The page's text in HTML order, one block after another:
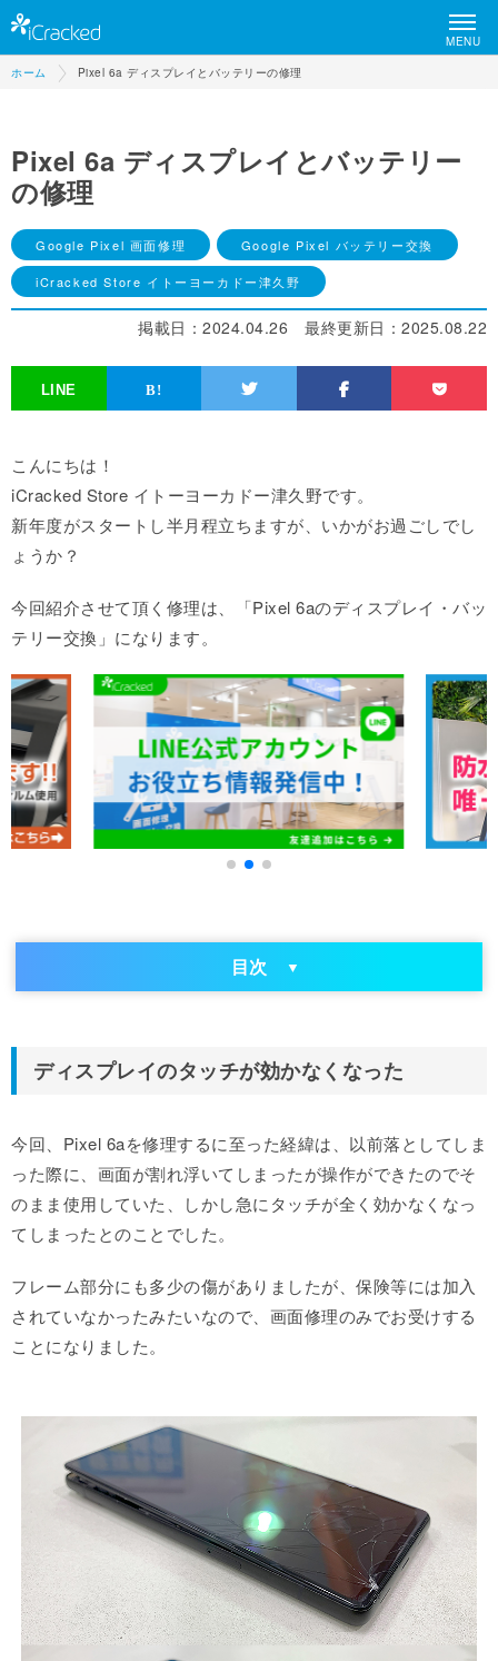
MENU
ホーム Pixel 6a ディスプレイとバッテリーの修理
Pixel 6a ディスプレイとバッテリー
の修理
Google Pixel 画面修理 Google Pixel バッテリー交換
iCracked Store イトーヨーカドー津久野
最終更新日： 2025.08.22
掲載日： 2024.04.26
こんにちは！
iCracked Store イトーヨーカドー津久野です。
新年度がスタートし半月程立ちますが、いかがお過ごしでし
ょうか？
今回紹介させて頂く修理は、「Pixel 6aのディスプレイ・バッ
テリー交換」になります。
目次
ディスプレイのタッチが効かなくなった
今回、Pixel 6aを修理するに至った経緯は、以前落としてしま
った際に、画面が割れ浮いてしまったが操作ができたのでそ
のまま使用していた、しかし急にタッチが全く効かなくなっ
てしまったとのことでした。
フレーム部分にも多少の傷がありましたが、保険等には加入
されていなかったみたいなので、画面修理のみでお受けする
ことになりました。